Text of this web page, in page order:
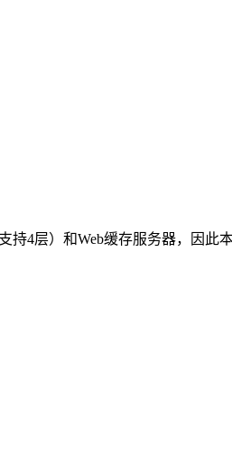
持4层）和Web缓存服务器，因此